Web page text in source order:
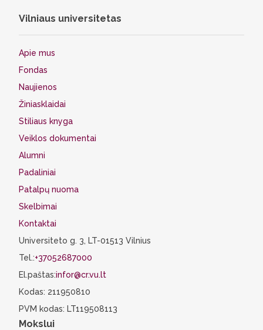
Vilniaus universitetas
Apie mus
Fondas
Naujienos
Žiniasklaidai
Stiliaus knyga
Veiklos dokumentai
Alumni
Padaliniai
Patalpų nuoma
Skelbimai
Kontaktai
Universiteto g. 3, LT-01513 Vilnius
Tel.:+37052687000
El.paštas:infor@cr.vu.lt
Kodas: 211950810
PVM kodas: LT119508113
Mokslui